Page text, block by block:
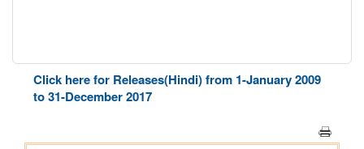
Click here for Releases(Hindi) from 1-January 2009
to 31-December 2017